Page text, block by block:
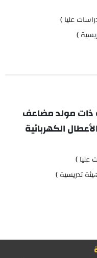
عليا )
)
ذات مولد مضاعف
الكهربائية
عليا )
تدريسية )